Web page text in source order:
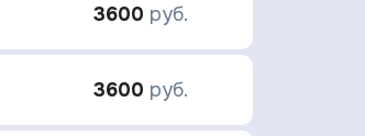
3600 руб.
3600 руб.